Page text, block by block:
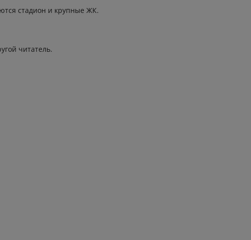
стадион и крупные ЖК.
читатель.